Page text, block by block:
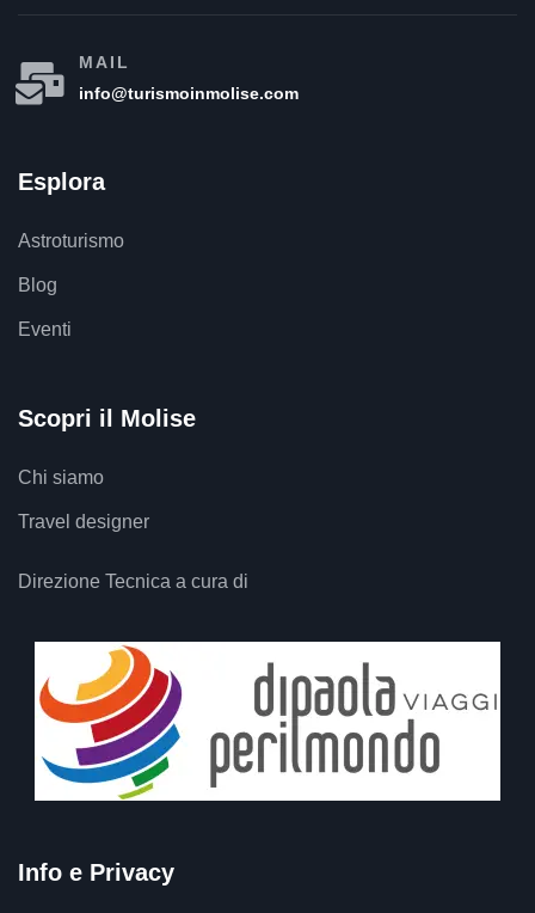
MAIL
info@turismoinmolise.com
Esplora
Astroturismo
Blog
Eventi
Scopri il Molise
Chi siamo
Travel designer
Direzione Tecnica a cura di
Info e Privacy